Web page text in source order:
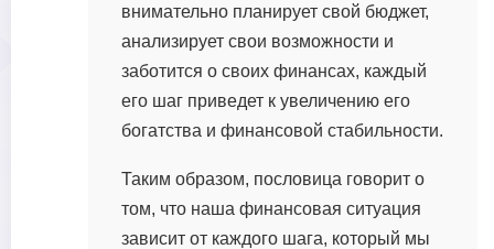
внимательно планирует свой бюджет,
анализирует свои возможности и
заботится о своих финансах, каждый
его шаг приведет к увеличению его
богатства и финансовой стабильности.
Таким образом, пословица говорит о
том, что наша финансовая ситуация
зависит от каждого шага, который мы